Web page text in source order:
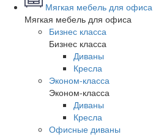
Мягкая мебель для офиса
Мягкая мебель для офиса
Бизнес класса
Бизнес класса
Диваны
Кресла
Эконом-класса
Эконом-класса
Диваны
Кресла
Офисные диваны